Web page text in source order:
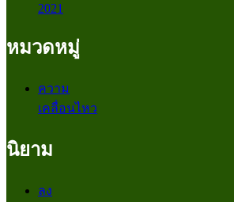
2021
หมวดหมู่
ความ
เคลื่อนไหว
นิยาม
ลง